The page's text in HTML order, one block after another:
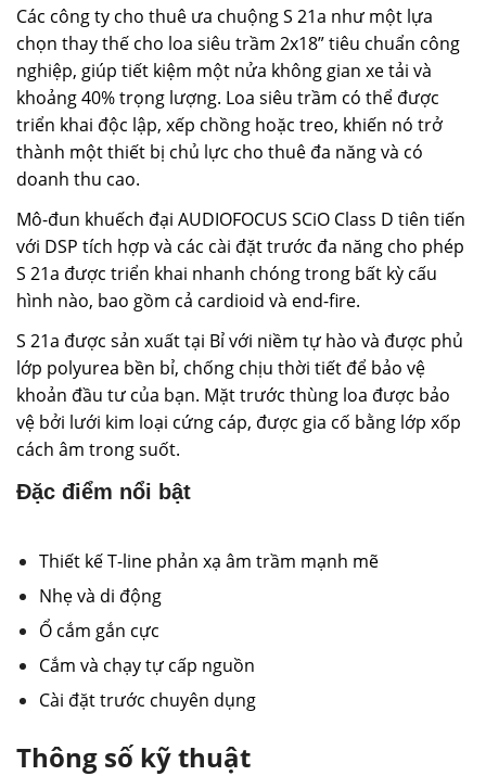
Các công ty cho thuê ưa chuộng S 21a như một lựa
chọn thay thế cho loa siêu trầm 2x18” tiêu chuẩn công
nghiệp, giúp tiết kiệm một nửa không gian xe tải và
khoảng 40% trọng lượng. Loa siêu trầm có thể được
triển khai độc lập, xếp chồng hoặc treo, khiến nó trở
thành một thiết bị chủ lực cho thuê đa năng và có
doanh thu cao.
Mô-đun khuếch đại AUDIOFOCUS SCiO Class D tiên tiến
với DSP tích hợp và các cài đặt trước đa năng cho phép
S 21a được triển khai nhanh chóng trong bất kỳ cấu
hình nào, bao gồm cả cardioid và end-fire.
S 21a được sản xuất tại Bỉ với niềm tự hào và được phủ
lớp polyurea bền bỉ, chống chịu thời tiết để bảo vệ
khoản đầu tư của bạn. Mặt trước thùng loa được bảo
vệ bởi lưới kim loại cứng cáp, được gia cố bằng lớp xốp
cách âm trong suốt.
Đặc điểm nổi bật
Thiết kế T-line phản xạ âm trầm mạnh mẽ
Nhẹ và di động
Ổ cắm gắn cực
Cắm và chạy tự cấp nguồn
Cài đặt trước chuyên dụng
Thông số kỹ thuật